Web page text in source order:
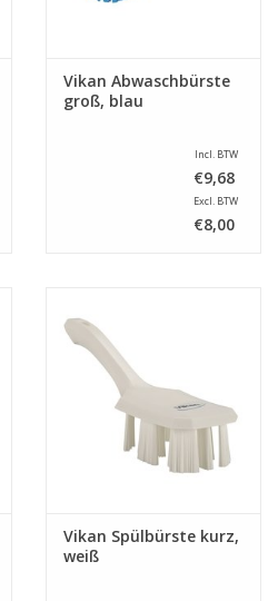
Vikan Abwaschbürste
groß, blau
Incl. BTW
€9,68
Excl. BTW
€8,00
Vikan Spülbürste kurz,
weiß